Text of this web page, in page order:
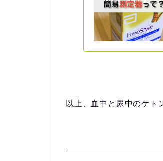
以上、血中と尿中のケト